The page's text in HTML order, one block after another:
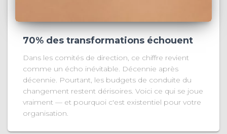
70% des transformations échouent
Dans les comités de direction, ce chiffre revient
comme un écho inévitable. Décennie après
décennie. Pourtant, les budgets de conduite du
changement restent dérisoires. Voici ce qui se joue
vraiment — et pourquoi c'est existentiel pour votre
organisation.